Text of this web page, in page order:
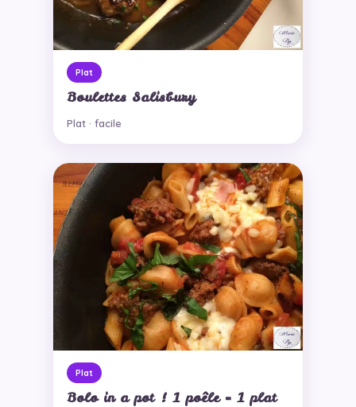
Plat
Boulettes Salisbury
Plat · facile
Plat
Bolo in a pot ! 1 poêle = 1 plat